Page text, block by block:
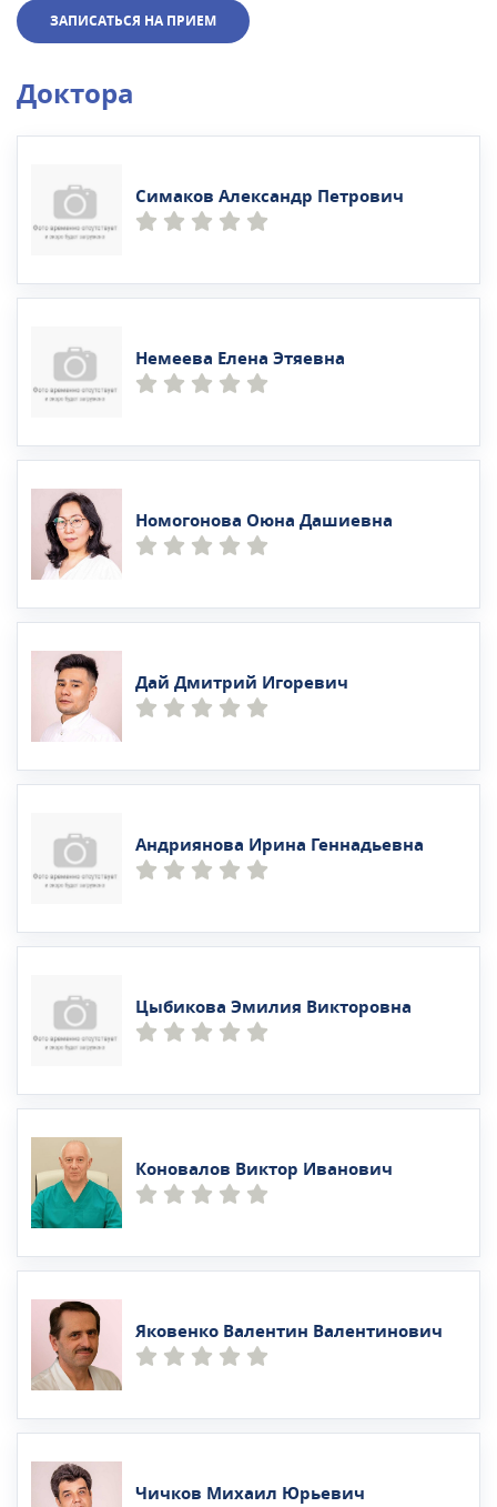
ЗАПИСАТЬСЯ НА ПРИЕМ
Доктора
Симаков Александр Петрович
Немеева Елена Этяевна
Номогонова Оюна Дашиевна
Дай Дмитрий Игоревич
Андриянова Ирина Геннадьевна
Цыбикова Эмилия Викторовна
Коновалов Виктор Иванович
Яковенко Валентин Валентинович
Чичков Михаил Юрьевич